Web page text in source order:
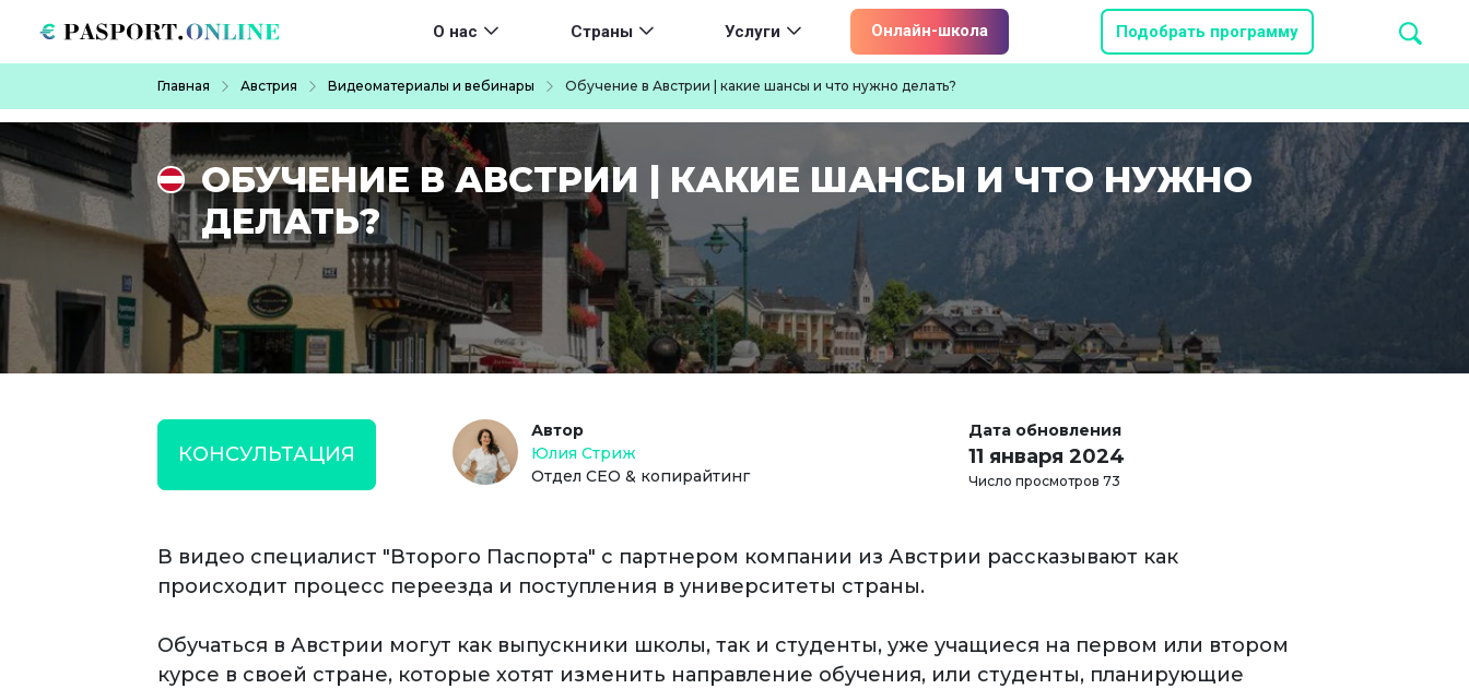
Main navigation
О нас Страны Услуги Онлайн-школа Подобрать программу
Главная Австрия Видеоматериалы и вебинары Обучение в Австрии | какие шансы и что нужно делать?
ОБУЧЕНИЕ В АВСТРИИ | КАКИЕ ШАНСЫ И ЧТО НУЖНО
ДЕЛАТЬ?
КОНСУЛЬТАЦИЯ
Автор
Юлия Стриж
Отдел СЕО & копирайтинг
Дата обновления
11 января 2024
Число просмотров 73
В видео специалист "Второго Паспорта" с партнером компании из Австрии рассказывают как
происходит процесс переезда и поступления в университеты страны.
Обучаться в Австрии могут как выпускники школы, так и студенты, уже учащиеся на первом или втором
курсе в своей стране, которые хотят изменить направление обучения, или студенты, планирующие